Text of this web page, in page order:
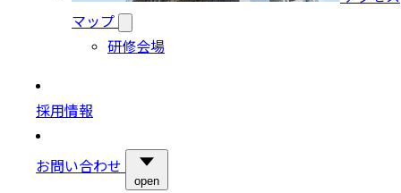
マップ
研修会場
採用情報
お問い合わせ
open